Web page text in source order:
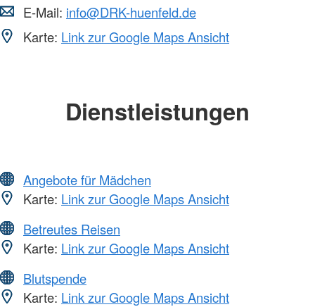
E-Mail: info@DRK-huenfeld.de
Karte: Link zur Google Maps Ansicht
Dienstleistungen
Angebote für Mädchen
Karte: Link zur Google Maps Ansicht
Betreutes Reisen
Karte: Link zur Google Maps Ansicht
Blutspende
Karte: Link zur Google Maps Ansicht